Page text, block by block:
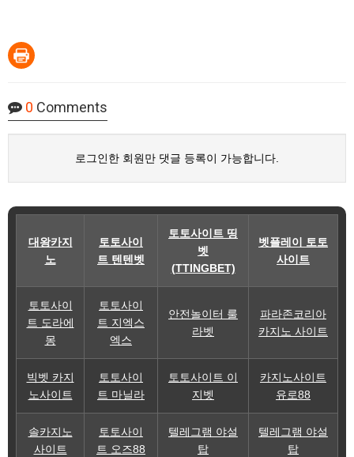
0 Comments
로그인한 회원만 댓글 등록이 가능합니다.
대왕카지
노
토토사이
트 텐텐벳
토토사이트 띵
벳
(TTINGBET)
벳플레이 토토
사이트
토토사이
트 도라에
몽
토토사이
트 지엑스
엑스
안전놀이터 룰
라벳
파라존코리아
카지노 사이트
빅벳 카지
노사이트
토토사이
트 마닐라
토토사이트 이
지벳
카지노사이트
유로88
솔카지노
사이트
토토사이
트 오즈88
텔레그램 야설
탑
텔레그램 야설
탑